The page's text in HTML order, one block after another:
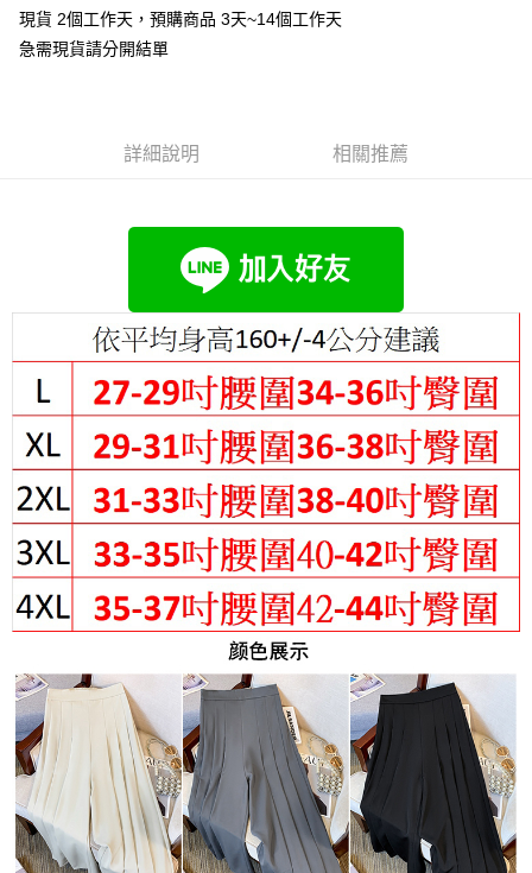
大哥付你分期
2.付款方式選擇「大哥付你分期」，訂單成立後會自動跳轉到大哥付的交易
4.訂單成立30分鐘內，如未前往確認交易或遇審核未通過，訂單將自動取
消。如遇「轉專審核」未通過狀況，表示未達大哥付你分期系統評分，恕無
2.透過簡訊連結打開帳單後，可選擇「超商條碼／台灣大直營門市／銀行轉
帳／街口支付／iPASS MONEY」等通路繳費。
1.本服務係由「台灣大哥大股份有限公司」（以下簡稱本公司）所提供，讓
用戶於交易時，得透過本服務購買商品或服務，並由商店將買賣／分期付款
買賣價金債權讓與本公司後，依約使用本公司帳單繳交帳款。
2.基於同意付款使用「大哥付你分期」之契約關係目的，商店將以您的個人
資料（包含姓名、電話或地址）提供予台灣大哥大進項蒐集、處理及利用，
由本公司與您本人進行分期帳單所需資料之確認、核對及更正。
3.完整用戶服務條款，請詳閱以下連結：https://oppay.tw/userRule
１．簡單：不需註冊會員、不需綁卡、不需儲值。
２．便利：只要手機號碼，簡訊認證，即可結帳。
３．安心：先確認商品／服務後，再付款。
【「AFTEE先享後付」結帳流程】
１．於結帳方式選擇「AFTEE先享後付」後，將跳轉至「AFTEE先享後付」
結帳頁面，進行簡訊認證並確認金額後，即可完成結帳。
２．訂單成立數日內，您將收到繳費通知簡訊。
３．收到繳費通知簡訊後14天內，點擊此簡訊中的連結，可透過四大超商／
ATM／網路銀行／等多元方式進行付款，方視為交易完成。
※ 請注意：結帳手續完成當下不需立刻繳費，但若您需要取消訂單，請聯絡
購買商品的店家。未經商家同意取消之訂單仍視為有效，需透過AFTEE先享
後付繳納相關費用。
※ 交易是否成功請以「AFTEE先享後付 」之結帳頁面顯示為準，若有關於
是否繳費成功／繳費後需取消欲退款等相關疑問，請聯繫「AFTEE先享後付
客戶支援中心」https://netprotections.freshdesk.com/support/home
【注意事項】
１．透過由恩沛科技股份有限公司提供之「AFTEE先享後付」服務完成之交
易，需依本服務之必要範圍內提供個人資料，並將交易相關給付款項請求債
權轉讓予恩沛科技股份有限公司。
２．關於個人資料處理事宜，請瀏覽以下網址：
https://aftee.tw/terms/#terms3
３．未成年的使用者請事先徵得法定代理人或監護人之同意方可使用
「AFTEE先享後付」，若未經同意申辦者引起之損失，本公司不負相關責
任。
４．使用「AFTEE先享後付」時，將依據個別帳號之用戶狀況，依本公司即
時審查核予不同之上限額度；若仍有額度不足之情形，本公司將視審查結果
請求用戶進行身份認證。
５．嚴禁一人註冊多個帳號或使用他人資訊註冊。若發現惡意使用之情形，
「Hami Point」為中華電信所提供之點數服務，可於會員專區綁定中華電信
會員帳號後，即可在購物車使用 Hami Point 折抵消費金額 (1點等於1元)。
全家付款取貨
每筆NT$80，滿NT$699(含以上)免運費
付款後全家取貨
每筆NT$80，滿NT$699(含以上)免運費
付款後萊爾富取貨
每筆NT$80，滿NT$699(含以上)免運費
7-11付款取貨
每筆NT$80，滿NT$699(含以上)免運費
付款後7-11取貨
每筆NT$80，滿NT$699(含以上)免運費
宅配
每筆NT$70，滿NT$699(含以上)免運費
離島-郵局寄送
每筆NT$90，滿NT$699(含以上)免運費
現貨 2個工作天，預購商品 3天~14個工作天
急需現貨請分開結單
詳細說明 相關推薦